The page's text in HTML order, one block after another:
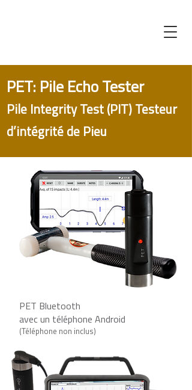
PET: Pile Echo Tester
Pile Integrity Test (PIT) Testeur
d’intégrité de Pieu
PET Bluetooth
avec un téléphone Android
(Télép hone non inclus)